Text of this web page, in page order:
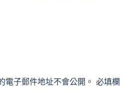
電子郵件地址不會公開。 必填欄